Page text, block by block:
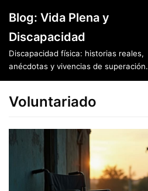
Saltar
al
contenido
Blog: Vida Plena y
Discapacidad
Discapacidad física: historias reales,
anécdotas y vivencias de superación.
Voluntariado